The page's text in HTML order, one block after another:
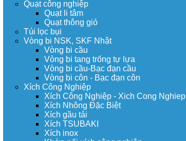
Quạt công nghiệp
Quạt li tâm
Quạt thông gió
Túi lọc bụi
Vòng bi NSK, SKF Nhật
Vòng bi cầu
Vòng bi tang trống tự lựa
Vòng bi cầu-Bạc đạn cầu
Vòng bi côn - Bạc đạn côn
Xích Công Nghiệp
Xích Công Nghiệp - Xich Cong Nghiep
Xích Nhông Đặc Biệt
Xích gầu tải
Xích TSUBAKI
Xích inox